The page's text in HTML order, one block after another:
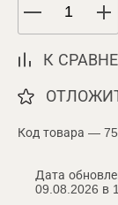
К
Код товара —
Дата
09.08.2026 в